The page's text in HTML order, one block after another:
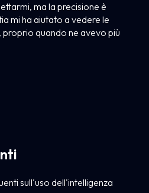
ma la precisione è
mi ha aiutato a vedere le
proprio quando ne avevo più
sull'uso dell'intelligenza